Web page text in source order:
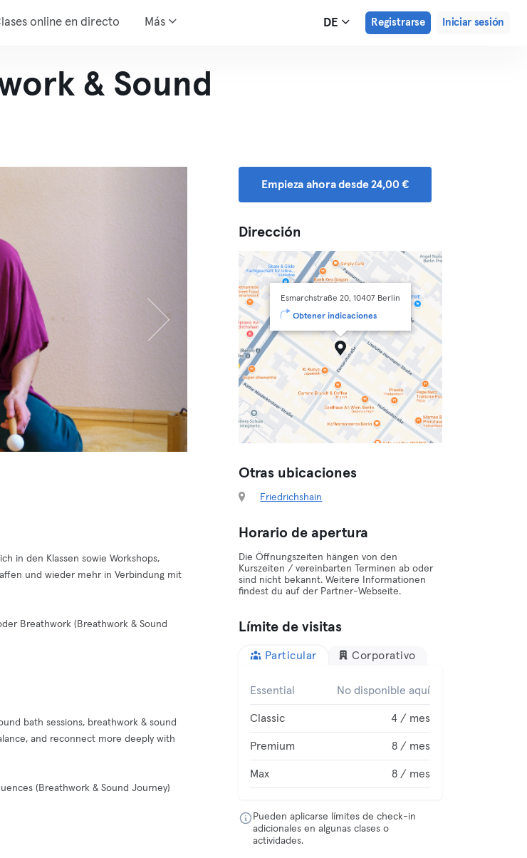
online en directo Más DE Registrarse Iniciar sesión
& Sound
in den Klassen sowie Workshops,
und wieder mehr in Verbindung mit
Breathwork (Breathwork & Sound
bath sessions, breathwork & sound
and reconnect more deeply with
(Breathwork & Sound Journey)
Empieza ahora desde 24,00 €
Dirección
Esmarchstraße 20, 10407 Berlin
Obtener indicaciones
Otras ubicaciones
Friedrichshain
Horario de apertura
Die Öffnungszeiten hängen von den
Kurszeiten / vereinbarten Terminen ab oder
sind nicht bekannt. Weitere Informationen
findest du auf der Partner-Webseite.
Límite de visitas
Particular Corporativo
Essential No disponible aquí
Classic 4 / mes
Premium 8 / mes
Max 8 / mes
Pueden aplicarse límites de check-in
adicionales en algunas clases o
actividades.